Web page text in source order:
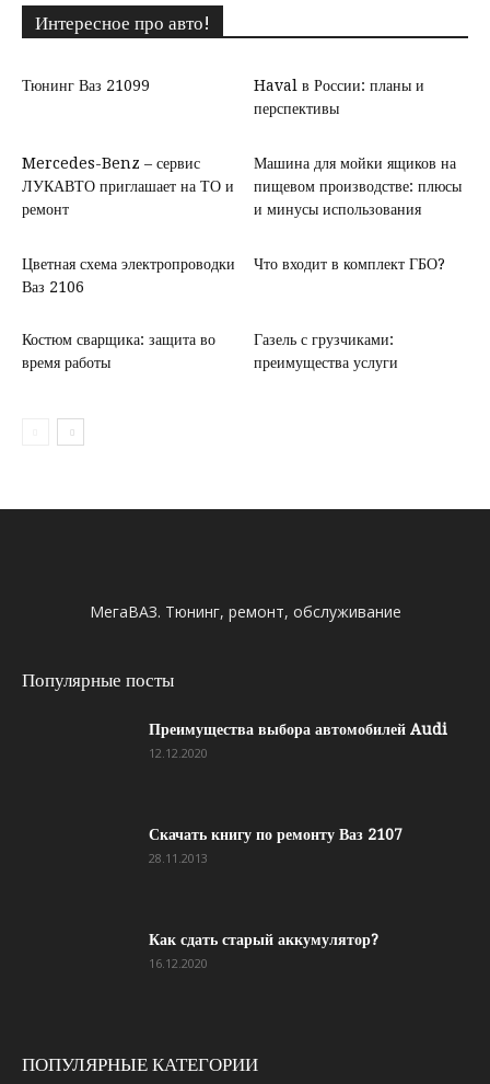
Интересное про авто!
Тюнинг Ваз 21099
Haval в России: планы и
перспективы
Mercedes-Benz – сервис
ЛУКАВТО приглашает на ТО и
ремонт
Машина для мойки ящиков на
пищевом производстве: плюсы
и минусы использования
Цветная схема электропроводки
Ваз 2106
Что входит в комплект ГБО?
Костюм сварщика: защита во
время работы
Газель с грузчиками:
преимущества услуги
МегаВАЗ. Тюнинг, ремонт, обслуживание
Популярные посты
Преимущества выбора автомобилей Audi
12.12.2020
Скачать книгу по ремонту Ваз 2107
28.11.2013
Как сдать старый аккумулятор?
16.12.2020
ПОПУЛЯРНЫЕ КАТЕГОРИИ